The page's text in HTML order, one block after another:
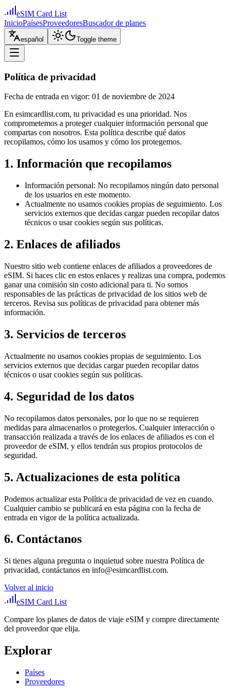
eSIM Card List
InicioPaísesProveedoresBuscador de planes
español Toggle theme
Política de privacidad
Fecha de entrada en vigor: 01 de noviembre de 2024
En esimcardlist.com, tu privacidad es una prioridad. Nos
comprometemos a proteger cualquier información personal que
compartas con nosotros. Esta política describe qué datos
recopilamos, cómo los usamos y cómo los protegemos.
1. Información que recopilamos
Información personal: No recopilamos ningún dato personal
de los usuarios en este momento.
Actualmente no usamos cookies propias de seguimiento. Los
servicios externos que decidas cargar pueden recopilar datos
técnicos o usar cookies según sus políticas.
2. Enlaces de afiliados
Nuestro sitio web contiene enlaces de afiliados a proveedores de
eSIM. Si haces clic en estos enlaces y realizas una compra, podemos
ganar una comisión sin costo adicional para ti. No somos
responsables de las prácticas de privacidad de los sitios web de
terceros. Revisa sus políticas de privacidad para obtener más
información.
3. Servicios de terceros
Actualmente no usamos cookies propias de seguimiento. Los
servicios externos que decidas cargar pueden recopilar datos
técnicos o usar cookies según sus políticas.
4. Seguridad de los datos
No recopilamos datos personales, por lo que no se requieren
medidas para almacenarlos o protegerlos. Cualquier interacción o
transacción realizada a través de los enlaces de afiliados es con el
proveedor de eSIM, y ellos tendrán sus propios protocolos de
seguridad.
5. Actualizaciones de esta política
Podemos actualizar esta Política de privacidad de vez en cuando.
Cualquier cambio se publicará en esta página con la fecha de
entrada en vigor de la política actualizada.
6. Contáctanos
Si tienes alguna pregunta o inquietud sobre nuestra Política de
privacidad, contáctanos en info@esimcardlist.com.
Volver al inicio
eSIM Card List
Compare los planes de datos de viaje eSIM y compre directamente
del proveedor que elija.
Explorar
Países
Proveedores